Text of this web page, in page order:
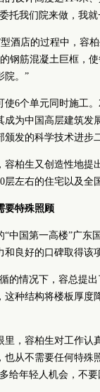
托我们院来做，我就
酒店的过程中，容
钢筋混凝土巨框，
院。”
使6个单元同时施工
成为中国高层建筑发
发的科学技术进步
容柏生又创造性地提
层左右的住宅以及全
要特殊照顾
“中国第一高楼”广
良好的口碑取得该
的情况下，容总提
这种结构将楼板厚度
里，容柏生对工作认
也从不需要任何特殊
给年轻人机会，不要